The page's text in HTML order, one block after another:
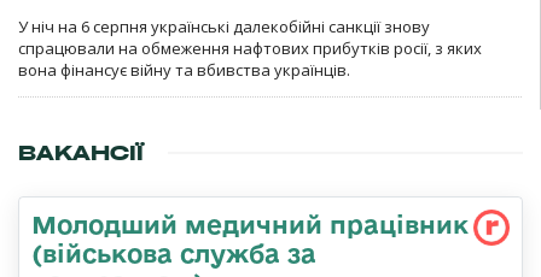
У ніч на 6 серпня українські далекобійні санкції знову
спрацювали на обмеження нафтових прибутків росії, з яких
вона фінансує війну та вбивства українців.
ВАКАНСІЇ
Молодший медичний працівник
(військова служба за